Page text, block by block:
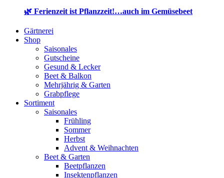
🌿 Ferienzeit ist Pflanzzeit!…auch im Gemüsebeet
Gärtnerei
Shop
Saisonales
Gutscheine
Gesund & Lecker
Beet & Balkon
Mehrjährig & Garten
Grabpflege
Sortiment
Saisonales
Frühling
Sommer
Herbst
Advent & Weihnachten
Beet & Garten
Beetpflanzen
Insektenpflanzen